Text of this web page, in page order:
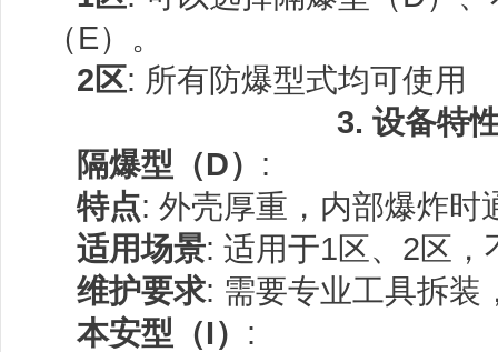
（E）。
2区: 所有防爆型式均可使用
3. 设备特
隔爆型（D） :
特点: 外壳厚重，内部爆炸时
适用场景: 适用于1区、2区
维护要求: 需要专业工具拆装
本安型（I） :